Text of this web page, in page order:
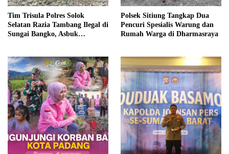
Tim Trisula Polres Solok
Selatan Razia Tambang Ilegal di
Sungai Bangko, Asbuk
Polsek Sitiung Tangkap Dua
Pencuri Spesialis Warung dan
Rumah Warga di Dharmasraya